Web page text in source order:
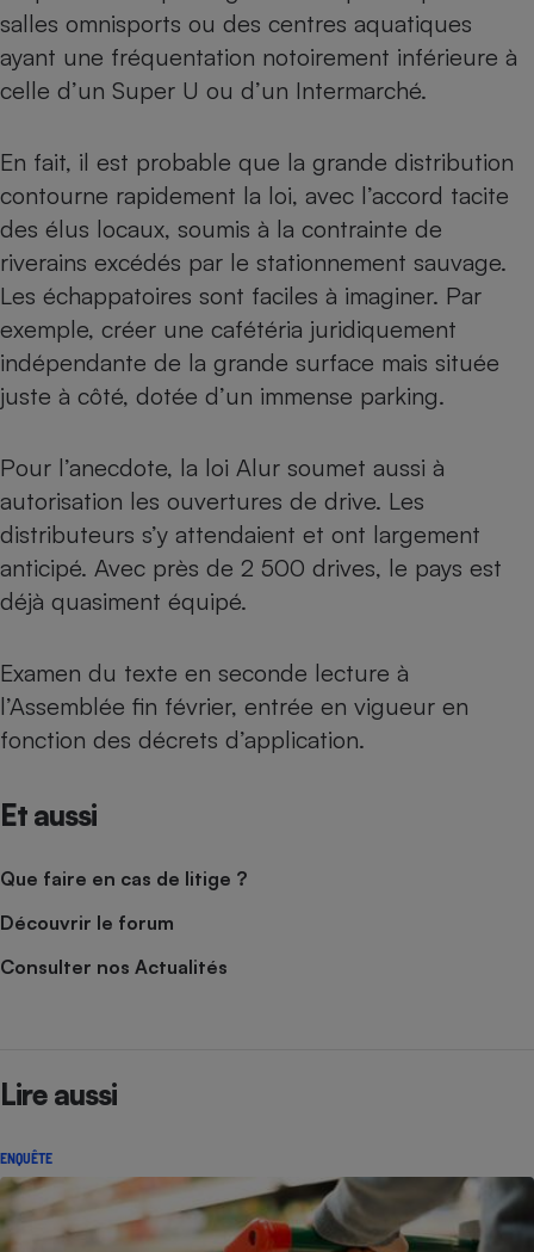
salles omnisports ou des centres aquatiques
ayant une fréquentation notoirement inférieure à
celle d’un Super U ou d’un Intermarché.
En fait, il est probable que la grande distribution
contourne rapidement la loi, avec l’accord tacite
des élus locaux, soumis à la contrainte de
riverains excédés par le stationnement sauvage.
Les échappatoires sont faciles à imaginer. Par
exemple, créer une cafétéria juridiquement
indépendante de la grande surface mais située
juste à côté, dotée d’un immense parking.
Pour l’anecdote, la loi Alur soumet aussi à
autorisation les ouvertures de drive. Les
distributeurs s’y attendaient et ont largement
anticipé. Avec près de 2 500 drives, le pays est
déjà quasiment équipé.
Examen du texte en seconde lecture à
l’Assemblée fin février, entrée en vigueur en
fonction des décrets d’application.
Et aussi
Que faire en cas de litige ?
Découvrir le forum
Consulter nos Actualités
Lire aussi
ENQUÊTE